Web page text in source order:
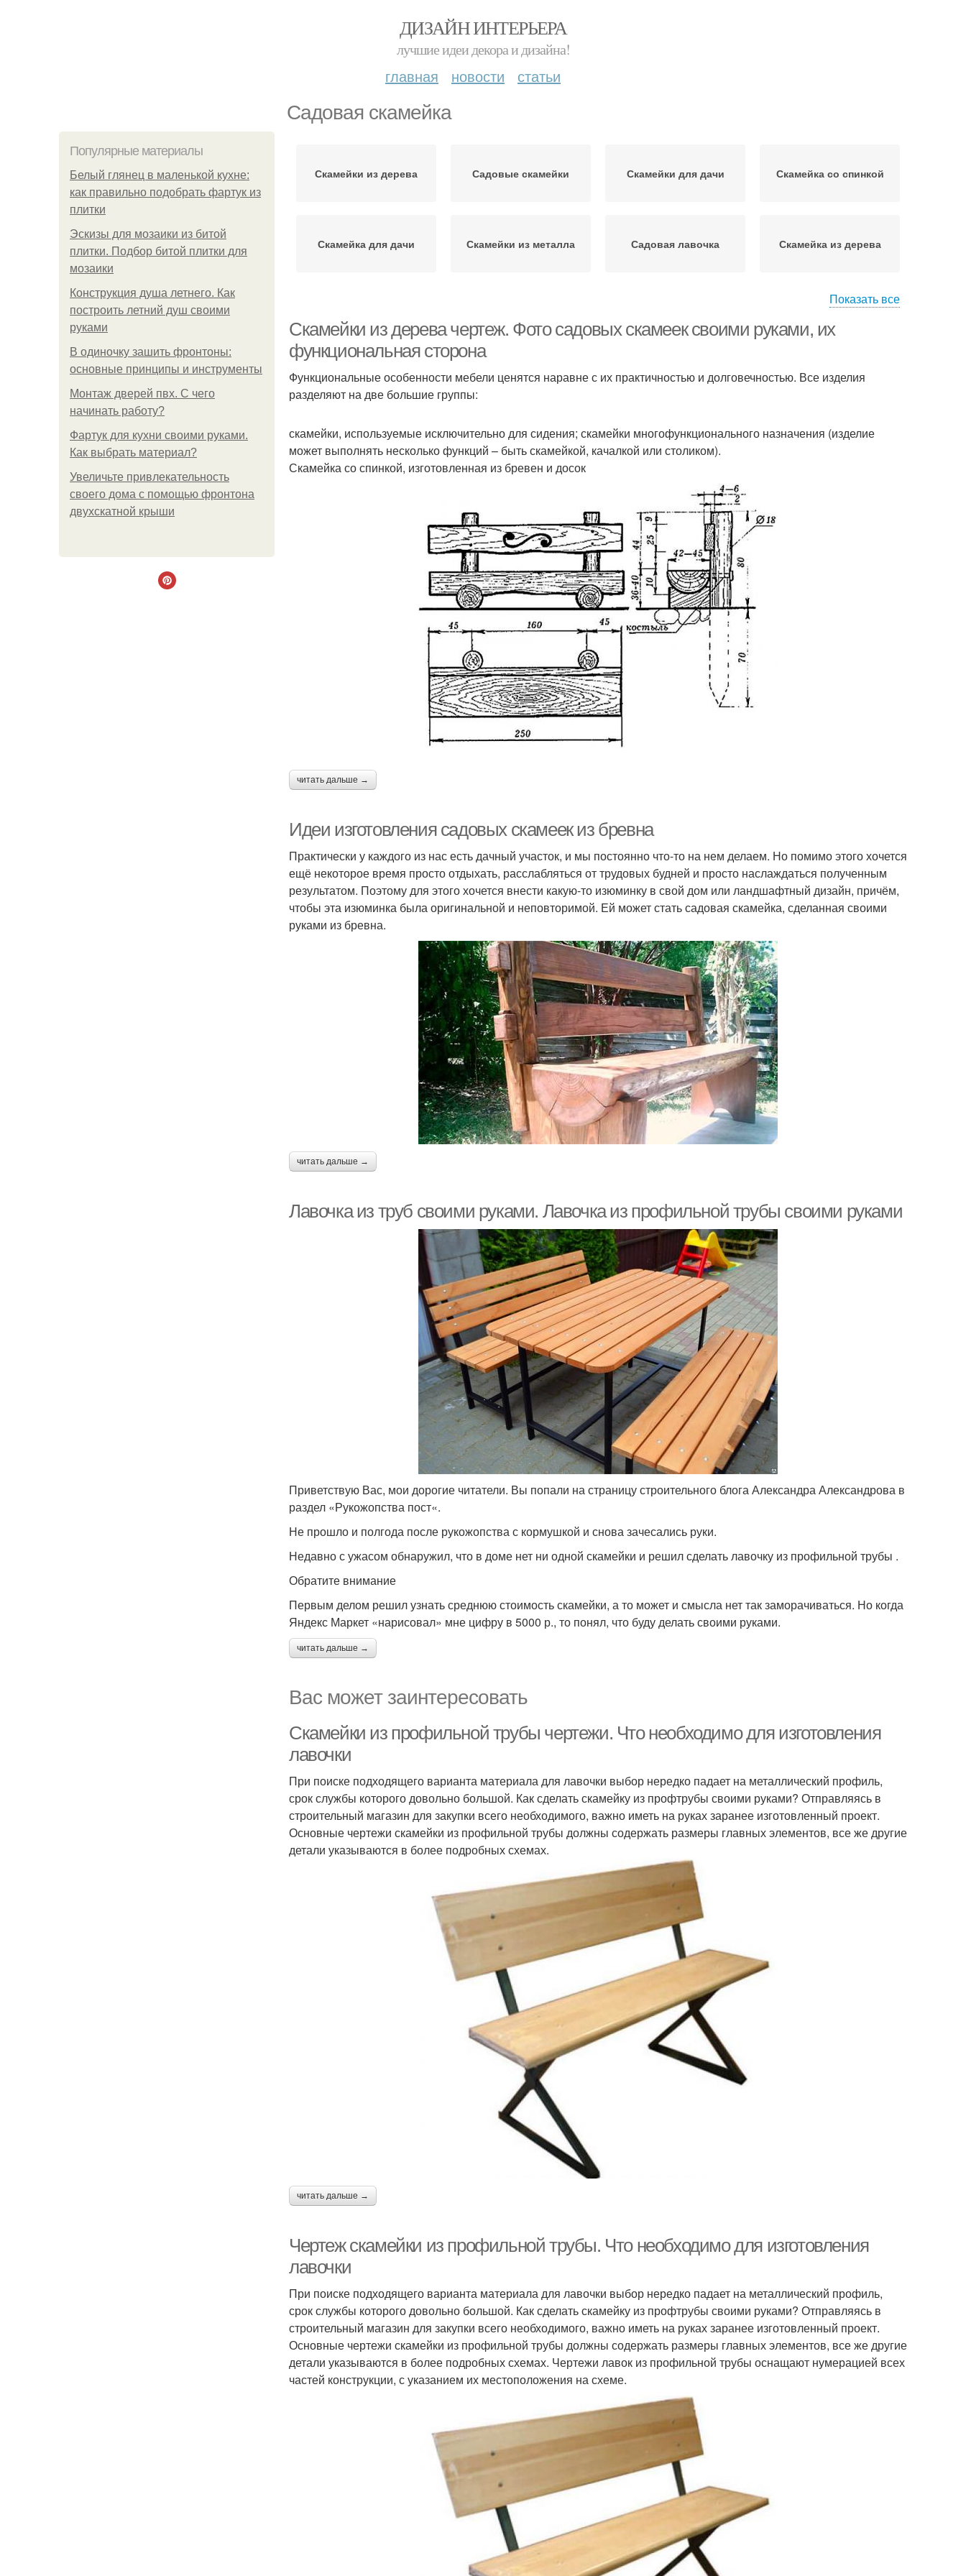
ДИЗАЙН ИНТЕРЬЕРА
лучшие идеи декора и дизайна!
главная новости статьи
Садовая скамейка
Популярные материалы
Белый глянец в маленькой кухне:
как правильно подобрать фартук из
плитки
Эскизы для мозаики из битой
плитки. Подбор битой плитки для
мозаики
Конструкция душа летнего. Как
построить летний душ своими
руками
В одиночку зашить фронтоны:
основные принципы и инструменты
Монтаж дверей пвх. С чего
начинать работу?
Фартук для кухни своими руками.
Как выбрать материал?
Увеличьте привлекательность
своего дома с помощью фронтона
двухскатной крыши
Скамейки из дерева Садовые скамейки Скамейки для дачи Скамейка со спинкой
Скамейка для дачи Скамейки из металла Садовая лавочка Скамейка из дерева
Показать все
Скамейки из дерева чертеж. Фото садовых скамеек своими руками, их
функциональная сторона
Функциональные особенности мебели ценятся наравне с их практичностью и долговечностью. Все изделия
разделяют на две большие группы:
скамейки, используемые исключительно для сидения; скамейки многофункционального назначения (изделие
может выполнять несколько функций – быть скамейкой, качалкой или столиком).
Скамейка со спинкой, изготовленная из бревен и досок
читать дальше →
Идеи изготовления садовых скамеек из бревна
Практически у каждого из нас есть дачный участок, и мы постоянно что-то на нем делаем. Но помимо этого хочется
ещё некоторое время просто отдыхать, расслабляться от трудовых будней и просто наслаждаться полученным
результатом. Поэтому для этого хочется внести какую-то изюминку в свой дом или ландшафтный дизайн, причём,
чтобы эта изюминка была оригинальной и неповторимой. Ей может стать садовая скамейка, сделанная своими
руками из бревна.
читать дальше →
Лавочка из труб своими руками. Лавочка из профильной трубы своими руками
Приветствую Вас, мои дорогие читатели. Вы попали на страницу строительного блога Александра Александрова в
раздел «Рукожопства пост«.
Не прошло и полгода после рукожопства с кормушкой и снова зачесались руки.
Недавно с ужасом обнаружил, что в доме нет ни одной скамейки и решил сделать лавочку из профильной трубы .
Обратите внимание
Первым делом решил узнать среднюю стоимость скамейки, а то может и смысла нет так заморачиваться. Но когда
Яндекс Маркет «нарисовал» мне цифру в 5000 р., то понял, что буду делать своими руками.
читать дальше →
Вас может заинтересовать
Скамейки из профильной трубы чертежи. Что необходимо для изготовления
лавочки
При поиске подходящего варианта материала для лавочки выбор нередко падает на металлический профиль,
срок службы которого довольно большой. Как сделать скамейку из профтрубы своими руками? Отправляясь в
строительный магазин для закупки всего необходимого, важно иметь на руках заранее изготовленный проект.
Основные чертежи скамейки из профильной трубы должны содержать размеры главных элементов, все же другие
детали указываются в более подробных схемах.
читать дальше →
Чертеж скамейки из профильной трубы. Что необходимо для изготовления
лавочки
При поиске подходящего варианта материала для лавочки выбор нередко падает на металлический профиль,
срок службы которого довольно большой. Как сделать скамейку из профтрубы своими руками? Отправляясь в
строительный магазин для закупки всего необходимого, важно иметь на руках заранее изготовленный проект.
Основные чертежи скамейки из профильной трубы должны содержать размеры главных элементов, все же другие
детали указываются в более подробных схемах. Чертежи лавок из профильной трубы оснащают нумерацией всех
частей конструкции, с указанием их местоположения на схеме.